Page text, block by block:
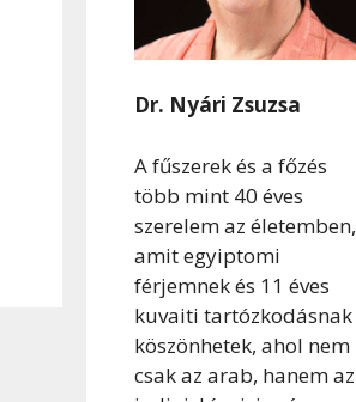
Dr. Nyári Zsuzsa
A fűszerek és a főzés
több mint 40 éves
szerelem az életemben,
amit egyiptomi
férjemnek és 11 éves
kuvaiti tartózkodásnak
köszönhetek, ahol nem
csak az arab, hanem az